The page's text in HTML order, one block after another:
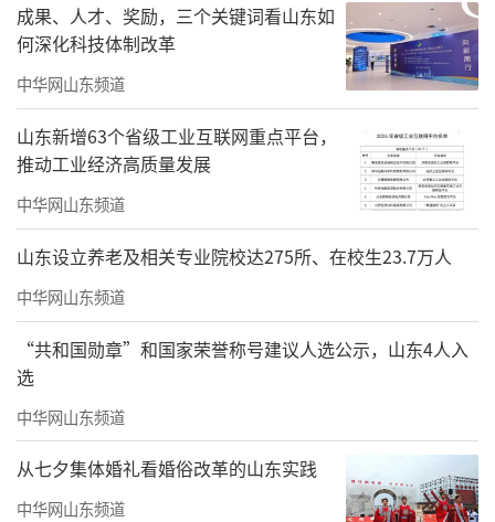
成果、人才、奖励，三个关键词看山东如
何深化科技体制改革
中华网山东频道
山东新增63个省级工业互联网重点平台，
推动工业经济高质量发展
中华网山东频道
山东设立养老及相关专业院校达275所、在校生23.7万人
中华网山东频道
“共和国勋章”和国家荣誉称号建议人选公示，山东4人入
选
中华网山东频道
从七夕集体婚礼看婚俗改革的山东实践
中华网山东频道